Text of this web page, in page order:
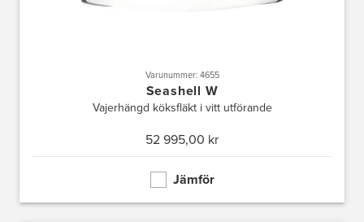
Varunummer: 4655
Seashell W
Vajerhängd köksfläkt i vitt utförande
52 995,00 kr
Jämför